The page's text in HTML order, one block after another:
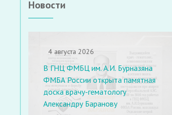
Новости
4 августа 2026
В ГНЦ ФМБЦ им. А.И. Бурназяна
ФМБА России открыта памятная
доска врачу-гематологу
Александру Баранову